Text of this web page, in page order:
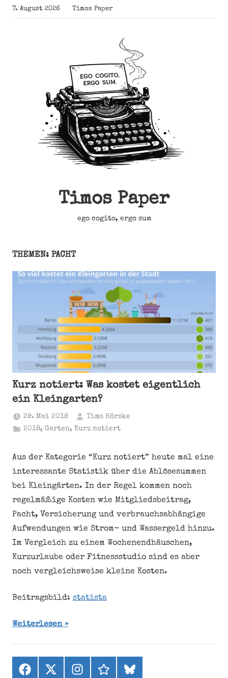
Zum
Inhalt
7. August 2026 Timos Paper
Timos Paper
ego cogito, ergo sum
THEMEN: PACHT
Kurz notiert: Was kostet eigentlich
ein Kleingarten?
29. Mai 2018
Timo Hörske
2018,Garten, Kurz notiert
Aus der Kategorie “Kurz notiert” heute mal eine
interessante Statistik über die Ablösesummen
bei Kleingärten. In der Regel kommen noch
regelmäßige Kosten wie Mitgliedsbeitrag,
Pacht, Versicherung und verbrauchsabhängige
Aufwendungen wie Strom- und Wassergeld hinzu.
Im Vergleich zu einem Wochenendhäuschen,
Kurzurlaube oder Fitnessstudio sind es aber
noch vergleichsweise kleine Kosten.
Beitragsbild: statista
Weiterlesen
Facebook
X
Instagramthreadsbluesky